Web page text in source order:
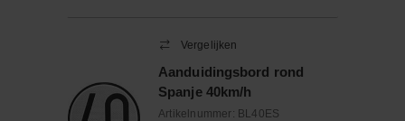
Vergelijken
Aanduidingsbord rond
Spanje 40km/h
Artikelnummer: BL40ES